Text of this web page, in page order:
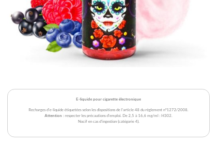
E-liquide pour cigarette électronique
Recharges d'e-liquide étiquetées selon les dispositions de l'article 48 du règlement n°1272/2008.
Attention : respecter les précautions d'emploi. De 2,5 à 16,6 mg/ml : H302.
Nocif en cas d'ingestion (catégorie 4).